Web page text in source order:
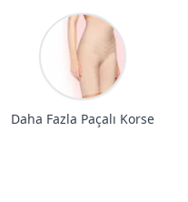
Daha Fazla Paçalı Korse